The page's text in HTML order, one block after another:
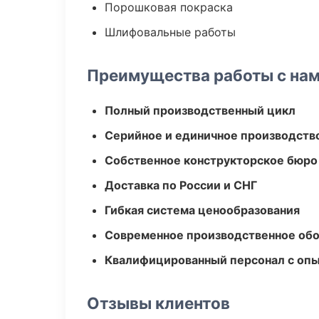
Порошковая покраска
Шлифовальные работы
Преимущества работы с
Полный производственный цикл
Серийное и единичное
Собственное конструкторское бюро
Доставка по России и СНГ
Гибкая система ценообразования
Современное производственное
Квалифицированный персонал с
Отзывы клиентов